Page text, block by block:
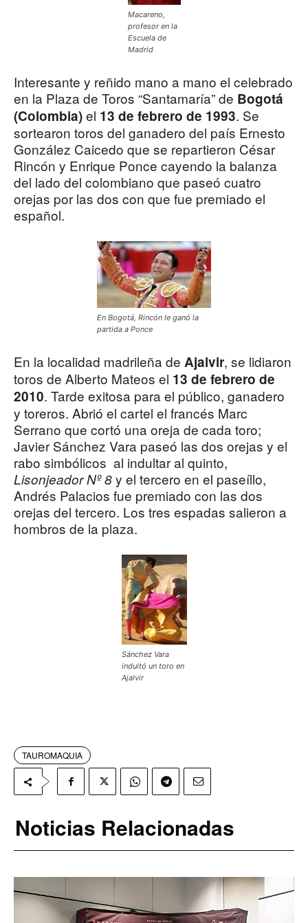
Macareno,
profesor en la
Escuela de
Madrid
Interesante y reñido mano a mano el celebrado
en la Plaza de Toros “Santamaría” de Bogotá
(Colombia)el 13 de febrero de 1993. Se
sortearon toros del ganadero del país Ernesto
González Caicedo que se repartieron César
Rincón y Enrique Ponce cayendo la balanza
del lado del colombiano que paseó cuatro
orejas por las dos con que fue premiado el
español.
En Bogotá, Rincón le ganó la
partida a Ponce
En la localidad madrileña de Ajalvir, se lidiaron
toros de Alberto Mateos el 13 de febrero de
2010. Tarde exitosa para el público, ganadero
y toreros. Abrió el cartel el francés Marc
Serrano que cortó una oreja de cada toro;
Javier Sánchez Vara paseó las dos orejas y el
rabo simbólicos al indultar al quinto,
Lisonjeador Nº 8y el tercero en el paseíllo,
Andrés Palacios fue premiado con las dos
orejas del tercero. Los tres espadas salieron a
hombros de la plaza.
Sánchez Vara
indultó un toro en
Ajalvir
TAUROMAQUIA
Noticias Relacionadas